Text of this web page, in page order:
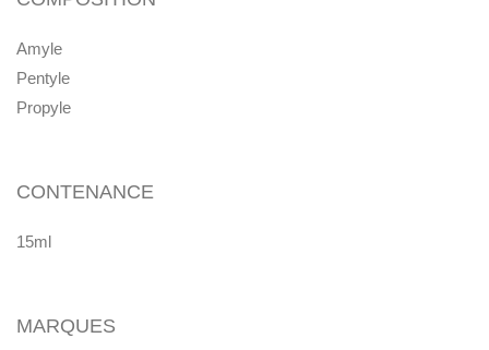
Amyle
Pentyle
Propyle
CONTENANCE
15ml
MARQUES